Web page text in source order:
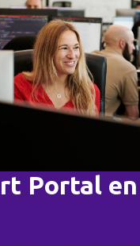
Portal